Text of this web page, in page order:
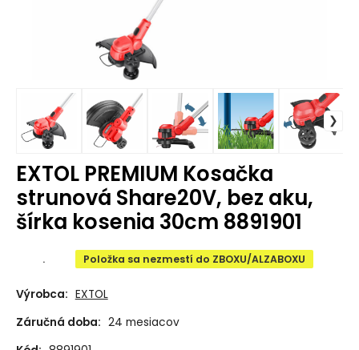
EXTOL PREMIUM Kosačka
strunová Share20V, bez aku,
šírka kosenia 30cm 8891901
. Položka sa nezmestí do ZBOXU/ALZABOXU
Výrobca: EXTOL
Záručná doba: 24 mesiacov